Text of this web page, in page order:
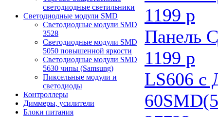
светодиодные светильники
Светодиодные модули SMD
Светодиодные модули SMD
3528
Светодиодные модули SMD
5050 повышенной яркости
Светодиодные модули SMD
5630 чипы (Samsung)
Пиксельные модули и
светодиоды
Контроллеры
Диммеры, усилители
Блоки питания
1199 р
Панель
1199 р
LS606